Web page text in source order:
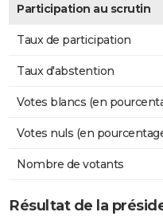
Participation au scrutin
Taux de participation
Taux d'abstention
Votes blancs (en
Votes nuls (en
Nombre de votants
Résultat de la